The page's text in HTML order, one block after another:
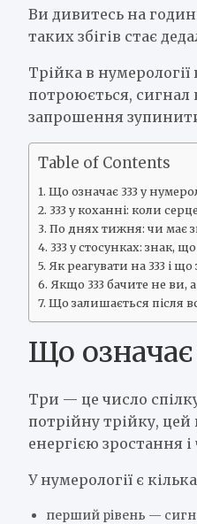
Ви дивитесь на
таких збігів стає
Трійка в
потроюється,
запрошення
Table of Contents
Що означає 333 у
333 у коханні: коли
По днях тижня: чи має
333 у стосунках: знак,
Як реагувати на 333 і
Якщо 333 бачите не ви,
Що залишається після
Що означає
Три — це число
потрійну трійку, цей
енергією зростання
У нумерології є
перший рівень —